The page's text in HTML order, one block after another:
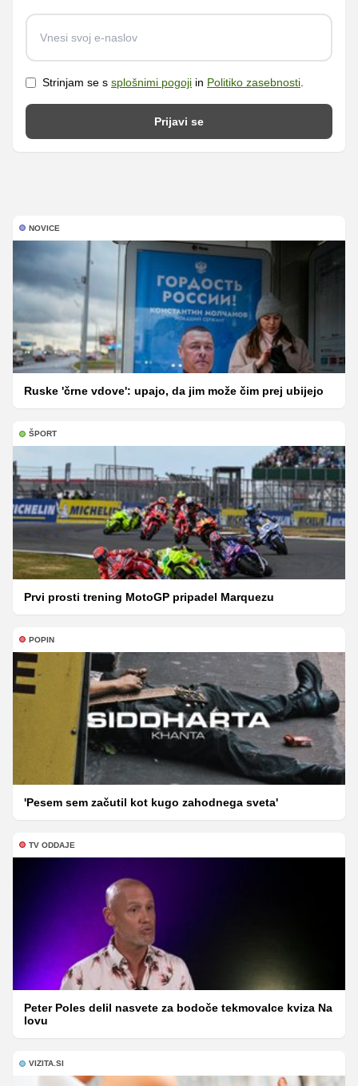
Strinjam se s splošnimi pogoji in Politiko zasebnosti
Prijavi se
NOVICE
Ruske 'črne vdove': upajo, da jim može čim prej ubijejo
ŠPORT
Prvi prosti trening MotoGP pripadel Marquezu
POPIN
'Pesem sem začutil kot kugo zahodnega sveta'
TV ODDAJE
Peter Poles delil nasvete za bodoče tekmovalce kviza Na
lovu
VIZITA.SI